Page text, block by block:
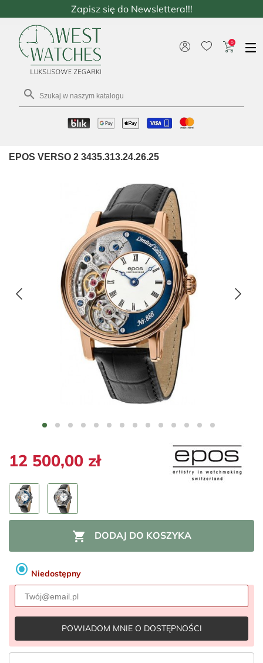

0
Zapisz się do Newslettera!!!
EPOS VERSO 2 3435.313.24.26.25
12 500,00 zł
 DODAJ DO KOSZYKA
radio_button_checked Niedostępny
POWIADOM MNIE O DOSTĘPNOŚCI